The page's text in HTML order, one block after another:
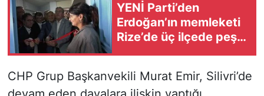
YENİ Parti’den
Erdoğan’ın memleketi
Rize’de üç ilçede peş
CHP Grup Başkanvekili Murat Emir, Silivri’de